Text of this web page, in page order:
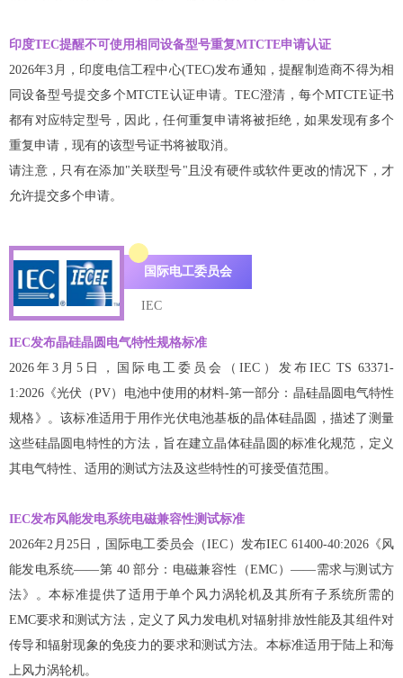
印度TEC提醒不可使用相同设备型号重复MTCTE申请认证
2026年3月，印度电信工程中心(TEC)发布通知，提醒制造商不得为相
同设备型号提交多个MTCTE认证申请。TEC澄清，每个MTCTE证书
都有对应特定型号，因此，任何重复申请将被拒绝，如果发现有多个
重复申请，现有的该型号证书将被取消。
请注意，只有在添加"关联型号"且没有硬件或软件更改的情况下，才
允许提交多个申请。
国际电工委员会
IEC
IEC发布晶硅晶圆电气特性规格标准
2026年3月5日，国际电工委员会（IEC）发布IEC TS 63371-
1:2026《光伏（PV）电池中使用的材料-第一部分：晶硅晶圆电气特性
规格》。该标准适用于用作光伏电池基板的晶体硅晶圆，描述了测量
这些硅晶圆电特性的方法，旨在建立晶体硅晶圆的标准化规范，定义
其电气特性、适用的测试方法及这些特性的可接受值范围。
IEC发布风能发电系统电磁兼容性测试标准
2026年2月25日，国际电工委员会（IEC）发布IEC 61400-40:2026《风
能发电系统——第 40 部分：电磁兼容性（EMC）——需求与测试方
法》。本标准提供了适用于单个风力涡轮机及其所有子系统所需的
EMC要求和测试方法，定义了风力发电机对辐射排放性能及其组件对
传导和辐射现象的免疫力的要求和测试方法。本标准适用于陆上和海
上风力涡轮机。